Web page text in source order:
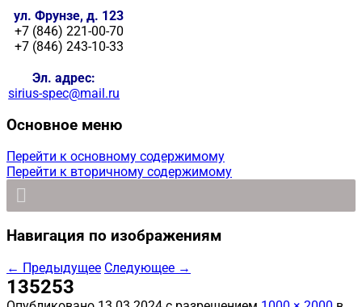
ул. Фрунзе, д. 123
+7 (846) 221-00-70
+7 (846) 243-10-33
Эл. адрес:
sirius-spec@mail.ru
Основное меню
Перейти к основному содержимому
Перейти к вторичному содержимому
Навигация по изображениям
← Предыдущее Следующее →
135253